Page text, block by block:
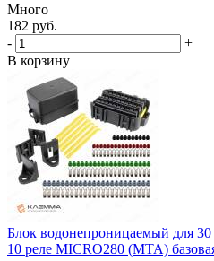
Много
182 руб.
-
+
В корзину
Блок водонепроницаемый для
10 реле MICRO280 (MTA)